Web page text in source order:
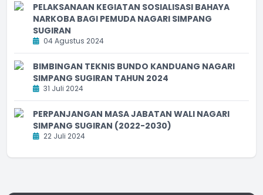
PELAKSANAAN KEGIATAN SOSIALISASI BAHAYA
NARKOBA BAGI PEMUDA NAGARI SIMPANG
SUGIRAN
04 Agustus 2024
BIMBINGAN TEKNIS BUNDO KANDUANG NAGARI
SIMPANG SUGIRAN TAHUN 2024
31 Juli 2024
PERPANJANGAN MASA JABATAN WALI NAGARI
SIMPANG SUGIRAN (2022-2030)
22 Juli 2024